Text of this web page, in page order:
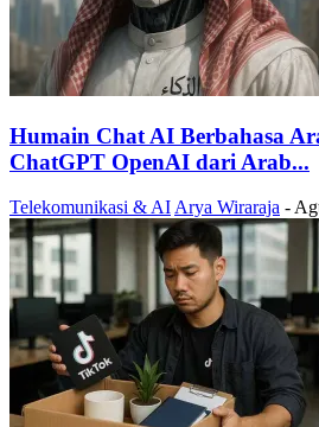
Humain Chat AI Berbahasa
ChatGPT OpenAI dari Arab...
Telekomunikasi & AI Arya Wiraraja -